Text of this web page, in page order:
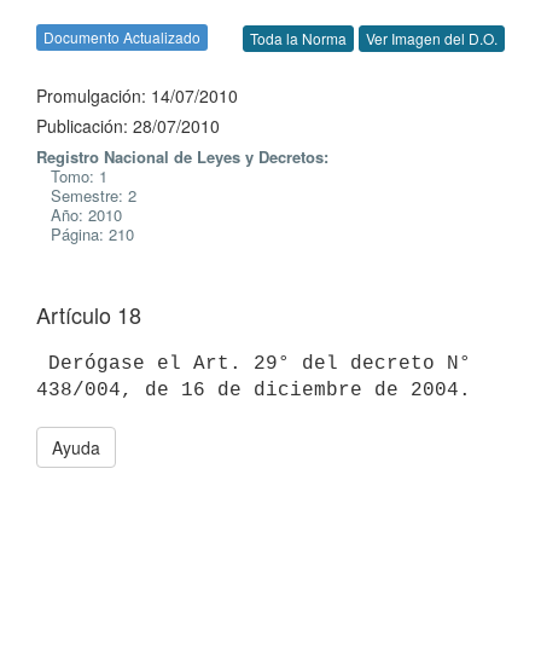
Documento Actualizado Toda la Norma Ver Imagen del D.O.
Promulgación: 14/07/2010
Publicación: 28/07/2010
Registro Nacional de Leyes y Decretos:
Tomo: 1
Semestre: 2
Año: 2010
Página: 210
Artículo 18
Ayuda